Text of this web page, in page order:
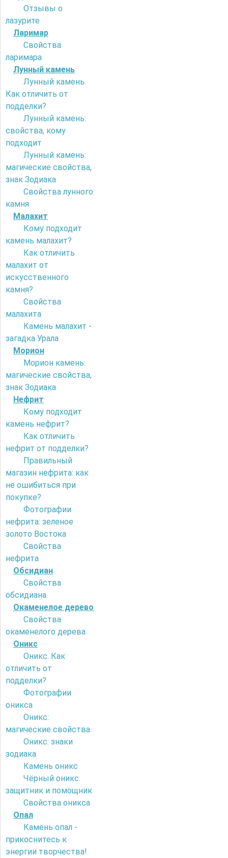
Отзывы о
лазурите
Ларимар
Свойства
ларимара
Лунный камень
Лунный камень.
Как отличить от
подделки?
Лунный камень:
свойства, кому
подходит
Лунный камень:
магические свойства,
знак Зодиака
Свойства лунного
камня
Малахит
Кому подходит
камень малахит?
Как отличить
малахит от
искусственного
камня?
Свойства
малахита
Камень малахит -
загадка Урала
Морион
Морион камень:
магические свойства,
знак Зодиака
Нефрит
Кому подходит
камень нефрит?
Как отличить
нефрит от подделки?
Правильный
магазин нефрита: как
не ошибиться при
покупке?
Фотографии
нефрита: зеленое
золото Востока
Свойства
нефрита
Обсидиан
Свойства
обсидиана
Окаменелое дерево
Свойства
окаменелого дерева
Оникс
Оникс. Как
отличить от
подделки?
Фотографии
оникса
Оникс:
магические свойства
Оникс: знаки
зодиака
Камень оникс
Чёрный оникс:
защитник и помощник
Свойства оникса
Опал
Камень опал -
прикоснитесь к
энергии творчества!